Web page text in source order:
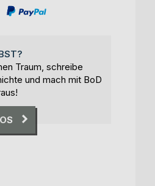
Traum, schreibe
und mach mit BoD